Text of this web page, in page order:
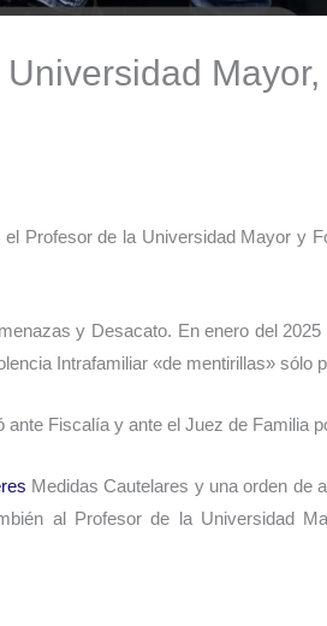
Profesor de la Universidad Mayor y
y Desacato. En enero del
Intrafamiliar «de mentirillas» sólo
Fiscalía y ante el Juez de Familia
Medidas Cautelares y una orden de
al Profesor de la Universidad